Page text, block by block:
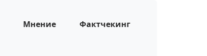
Мнение Фактчекинг